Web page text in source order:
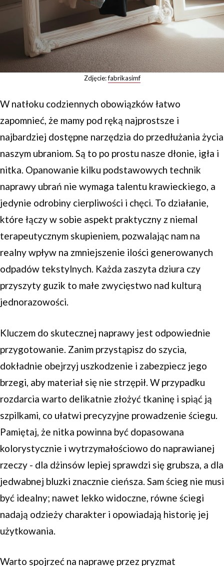
Zdjęcie:fabrikasimf
W natłoku codziennych obowiązków łatwo
zapomnieć, że mamy pod ręką najprostsze i
najbardziej dostępne narzędzia do przedłużania życia
naszym ubraniom. Są to po prostu nasze dłonie, igła i
nitka. Opanowanie kilku podstawowych technik
naprawy ubrań nie wymaga talentu krawieckiego, a
jedynie odrobiny cierpliwości i chęci. To działanie,
które łączy w sobie aspekt praktyczny z niemal
terapeutycznym skupieniem, pozwalając nam na
realny wpływ na zmniejszenie ilości generowanych
odpadów tekstylnych. Każda zaszyta dziura czy
przyszyty guzik to małe zwycięstwo nad kulturą
jednorazowości.
Kluczem do skutecznej naprawy jest odpowiednie
przygotowanie. Zanim przystąpisz do szycia,
dokładnie obejrzyj uszkodzenie i zabezpiecz jego
brzegi, aby materiał się nie strzępił. W przypadku
rozdarcia warto delikatnie złożyć tkaninę i spiąć ją
szpilkami, co ułatwi precyzyjne prowadzenie ściegu.
Pamiętaj, że nitka powinna być dopasowana
kolorystycznie i wytrzymałościowo do naprawianej
rzeczy - dla dżinsów lepiej sprawdzi się grubsza, a dla
jedwabnej bluzki znacznie cieńsza. Sam ścieg nie musi
być idealny; nawet lekko widoczne, równe ściegi
nadają odzieży charakter i opowiadają historię jej
użytkowania.
Warto spojrzeć na naprawę przez pryzmat